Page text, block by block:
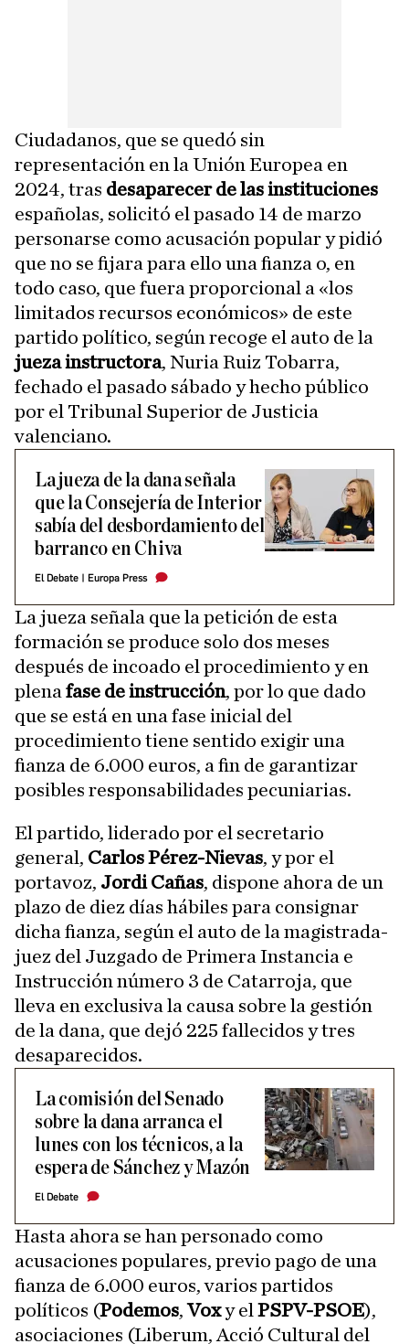
Ciudadanos, que se quedó sin
representación en la Unión Europea en
2024, tras desaparecer de las instituciones
españolas, solicitó el pasado 14 de marzo
personarse como acusación popular y pidió
que no se fijara para ello una fianza o, en
todo caso, que fuera proporcional a «los
limitados recursos económicos» de este
partido político, según recoge el auto de la
jueza instructora, Nuria Ruiz Tobarra,
fechado el pasado sábado y hecho público
por el Tribunal Superior de Justicia
valenciano.
La jueza de la dana señala
que la Consejería de Interior
sabía del desbordamiento del
barranco en Chiva
El Debate | Europa Press
La jueza señala que la petición de esta
formación se produce solo dos meses
después de incoado el procedimiento y en
plena fase deinstrucción, por lo que dado
que se está en una fase inicial del
procedimiento tiene sentido exigir una
fianza de 6.000 euros, a fin de garantizar
posibles responsabilidades pecuniarias.
El partido, liderado por el secretario
general, Carlos Pérez-Nievas, y por el
portavoz, Jordi Cañas, dispone ahora de un
plazo de diez días hábiles para consignar
dicha fianza, según el auto de la magistrada-
juez del Juzgado de Primera Instancia e
Instrucción número 3 de Catarroja, que
lleva en exclusiva la causa sobre la gestión
de la dana, que dejó 225 fallecidos y tres
desaparecidos.
La comisión del Senado
sobre la dana arranca el
lunes con los técnicos, a la
espera de Sánchez y Mazón
El Debate
Hasta ahora se han personado como
acusaciones populares, previo pago de una
fianza de 6.000 euros, varios partidos
políticos (Podemos,Voxy el PSPV-PSOE),
asociaciones (Liberum, Acció Cultural del